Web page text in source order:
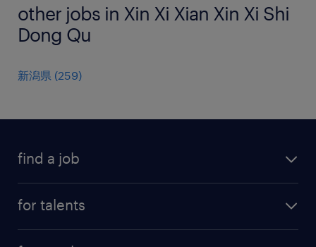
other jobs in Xin Xi Xian Xin Xi Shi
Dong Qu
新潟県 (259)
find a job
for talents